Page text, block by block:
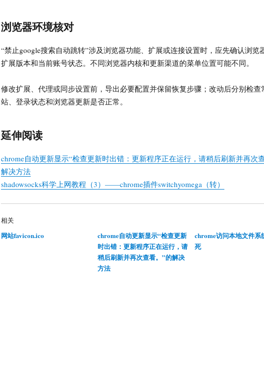
浏览器环境核对
“禁止google搜索自动跳转”涉及浏览器功能、扩展或连接设置时，应先确认浏览
扩展版本和当前账号状态。不同浏览器内核和更新渠道的菜单位置可能不同。
修改扩展、代理或同步设置前，导出必要配置并保留恢复步骤；改动后分别检查
站、登录状态和浏览器更新是否正常。
延伸阅读
chrome自动更新显示“检查更新时出错：更新程序正在运行，请稍后刷新并再次
解决方法
shadowsocks科学上网教程（3）——chrome插件switchyomega（转）
相关
网站favicon.ico
chrome自动更新显示“检查更新
时出错：更新程序正在运行，请
稍后刷新并再次查看。”的解决
方法
chrome访问本地文件系
死